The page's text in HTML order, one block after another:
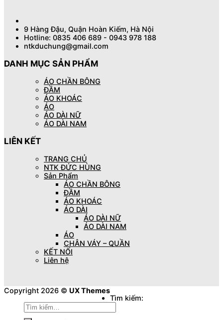
9 Hàng Đậu, Quận Hoàn Kiếm, Hà Nội
Hotline: 0835 406 689 - 0943 978 188
ntkduchung@gmail.com
DANH MỤC SẢN PHẨM
ÁO CHẦN BÔNG
ĐẦM
ÁO KHOÁC
ÁO
ÁO DÀI NỮ
ÁO DÀI NAM
LIÊN KẾT
TRANG CHỦ
NTK ĐỨC HÙNG
Sản Phẩm
ÁO CHẦN BÔNG
ĐẦM
ÁO KHOÁC
ÁO DÀI
ÁO DÀI NỮ
ÁO DÀI NAM
ÁO
CHÂN VÁY – QUẦN
KẾT NỐI
Liên hệ
Copyright 2026 © UX Themes
Tìm kiếm: